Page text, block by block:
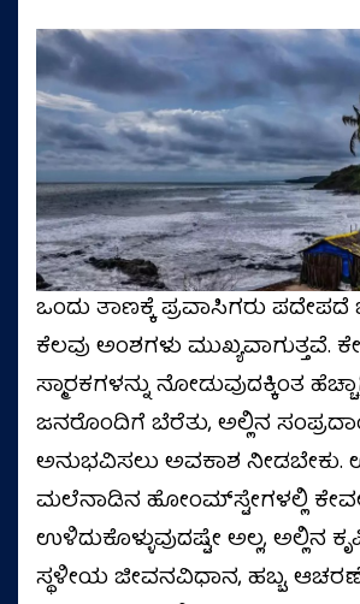
ಒಂದು ತಾಣಕ್ಕೆ ಪ್ರವಾಸಿಗರು
ಕೆಲವು ಅಂಶಗಳು ಮುಖ್ಯವಾಗುತ್ತವೆ.
ಸ್ಮಾರಕಗಳನ್ನು ನೋಡುವುದಕ್ಕಿಂತ
ಜನರೊಂದಿಗೆ ಬೆರೆತು, ಅಲ್ಲಿನ
ಅನುಭವಿಸಲು ಅವಕಾಶ
ಮಲೆನಾಡಿನ ಹೋಂಮ್‌ಸ್ಟೇಗಳಲ್ಲಿ
ಉಳಿದುಕೊಳ್ಳುವುದಷ್ಟೇ ಅಲ್ಲ, ಅಲ್ಲಿನ
ಸ್ಥಳೀಯ ಜೀವನವಿಧಾನ, ಹಬ್ಬ,